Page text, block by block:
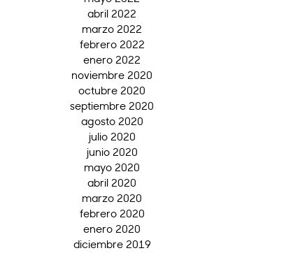
abril 2022
marzo 2022
febrero 2022
enero 2022
noviembre 2020
octubre 2020
septiembre 2020
agosto 2020
julio 2020
junio 2020
mayo 2020
abril 2020
marzo 2020
febrero 2020
enero 2020
diciembre 2019